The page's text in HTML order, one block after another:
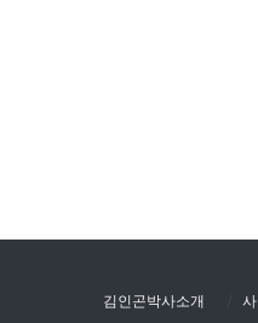
김인곤박사소개